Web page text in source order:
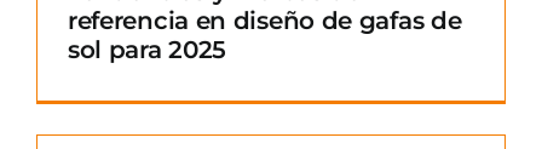
referencia en diseño de gafas de
sol para 2025